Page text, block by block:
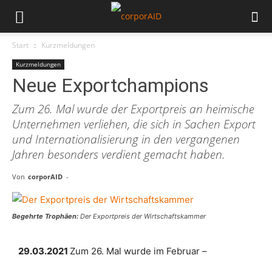
Start Kurzmeldungen
Kurzmeldungen
Neue Exportchampions
Zum 26. Mal wurde der Exportpreis an heimische
Unternehmen verliehen, die sich in Sachen Export
und Internationalisierung in den vergangenen
Jahren besonders verdient gemacht haben.
Von corporAID -
Begehrte Trophäen: Der Exportpreis der Wirtschaftskammer
29.03.2021 Zum 26. Mal wurde im Februar –